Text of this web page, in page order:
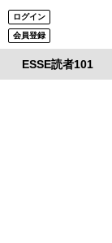
ログイン
会員登録
ESSE読者101